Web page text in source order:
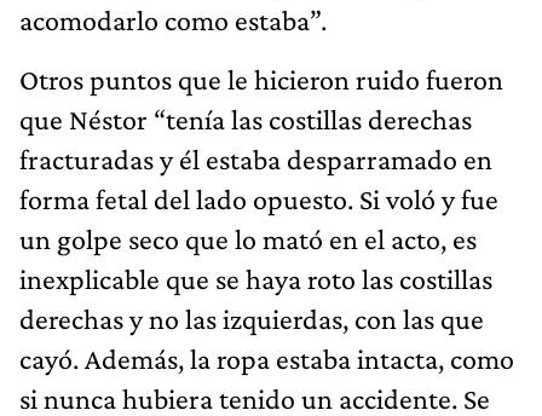
acomodarlo como estaba”.
Otros puntos que le hicieron ruido fueron
que Néstor “tenía las costillas derechas
fracturadas y él estaba desparramado en
forma fetal del lado opuesto. Si voló y fue
un golpe seco que lo mató en el acto, es
inexplicable que se haya roto las costillas
derechas y no las izquierdas, con las que
cayó. Además, la ropa estaba intacta, como
si nunca hubiera tenido un accidente. Se